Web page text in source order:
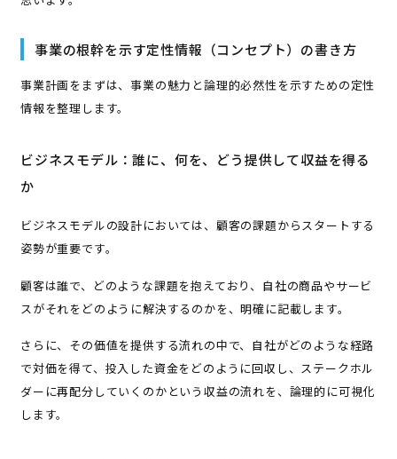
事業の根幹を示す定性情報（コンセプト）の書き方
事業計画をまずは、事業の魅力と論理的必然性を示すための定性
情報を整理します。
ビジネスモデル：誰に、何を、どう提供して収益を得る
か
ビジネスモデルの設計においては、顧客の課題からスタートする
姿勢が重要です。
顧客は誰で、どのような課題を抱えており、自社の商品やサービ
スがそれをどのように解決するのかを、明確に記載します。
さらに、その価値を提供する流れの中で、自社がどのような経路
で対価を得て、投入した資金をどのように回収し、ステークホル
ダーに再配分していくのかという収益の流れを、論理的に可視化
します。